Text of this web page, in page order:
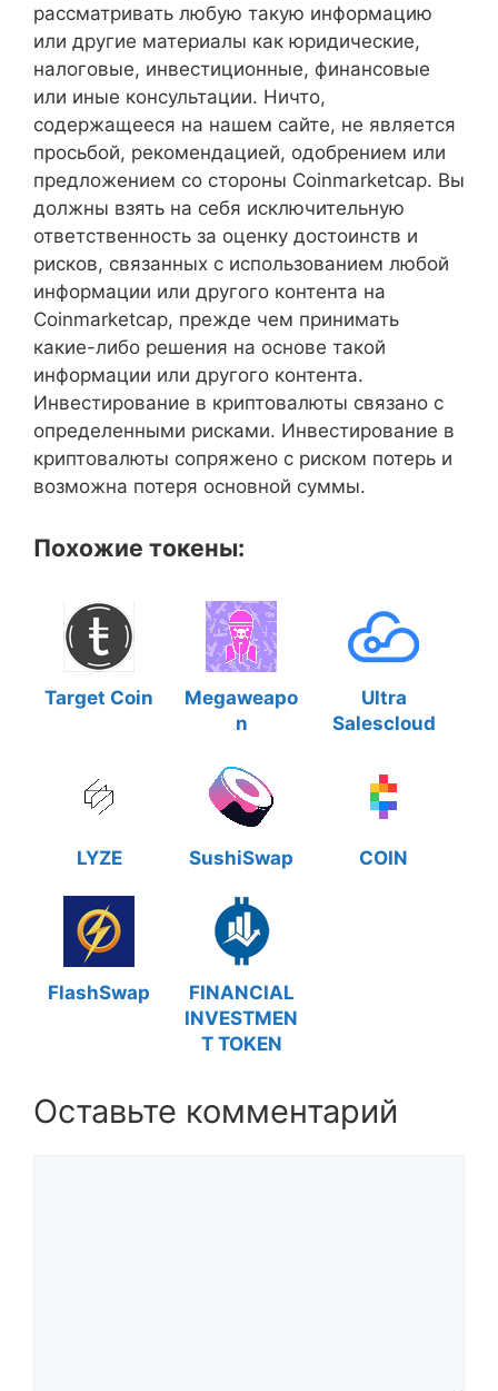
рассматривать любую такую информацию
или другие материалы как юридические,
налоговые, инвестиционные, финансовые
или иные консультации. Ничто,
содержащееся на нашем сайте, не является
просьбой, рекомендацией, одобрением или
предложением со стороны Coinmarketcap. Вы
должны взять на себя исключительную
ответственность за оценку достоинств и
рисков, связанных с использованием любой
информации или другого контента на
Coinmarketcap, прежде чем принимать
какие-либо решения на основе такой
информации или другого контента.
Инвестирование в криптовалюты связано с
определенными рисками. Инвестирование в
криптовалюты сопряжено с риском потерь и
возможна потеря основной суммы.
Похожие токены:
Target Coin
Megaweapo
n
Ultra
Salescloud
LYZE SushiSwap COIN
FlashSwap
FINANCIAL
INVESTMEN
T TOKEN
Оставьте комментарий